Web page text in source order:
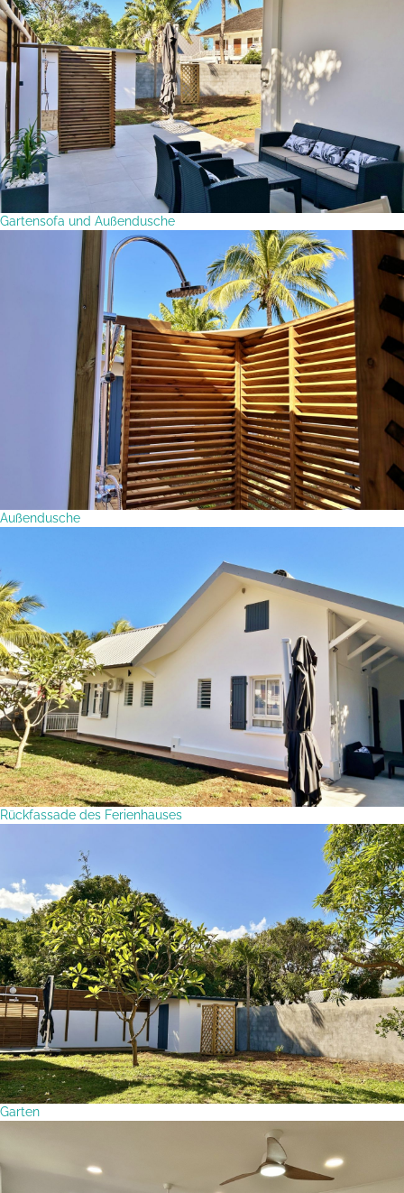
Gartensofa und Außendusche
Außendusche
Rückfassade des Ferienhauses
Garten